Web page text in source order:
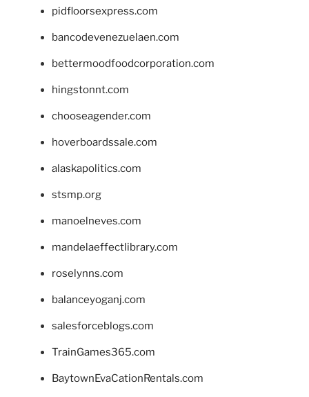
pidfloorsexpress.com
bancodevenezuelaen.com
bettermoodfoodcorporation.com
hingstonnt.com
chooseagender.com
hoverboardssale.com
alaskapolitics.com
stsmp.org
manoelneves.com
mandelaeffectlibrary.com
roselynns.com
balanceyoganj.com
salesforceblogs.com
TrainGames365.com
BaytownEvaCationRentals.com